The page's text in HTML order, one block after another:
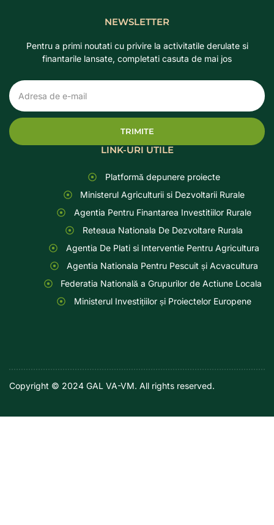
NEWSLETTER
Pentru a primi noutati cu privire la activitatile derulate si
finantarile lansate, completati casuta de mai jos
TRIMITE
LINK-URI UTILE
Platformă depunere proiecte
Ministerul Agriculturii si Dezvoltarii Rurale
Agentia Pentru Finantarea Investitiilor Rurale
Reteaua Nationala De Dezvoltare Rurala
Agentia De Plati si Interventie Pentru Agricultura
Agentia Nationala Pentru Pescuit și Acvacultura
Federatia Natională a Grupurilor de Actiune Locala
Ministerul Investițiilor și Proiectelor Europene
Copyright © 2024 GAL VA-VM. All rights reserved.